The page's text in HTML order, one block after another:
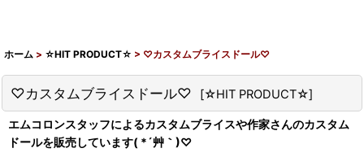
ホーム > ☆HIT PRODUCT☆ > ♡カスタムブライスドール♡
♡カスタムブライスドール♡ [☆HIT PRODUCT☆]
エムコロンスタッフによるカスタムブライスや作家さんのカスタム
ドールを販売しています( *´艸｀)♡